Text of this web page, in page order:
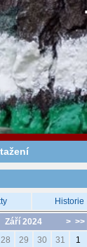
Historie
> >>
Září 2024
28 29 30 31
1